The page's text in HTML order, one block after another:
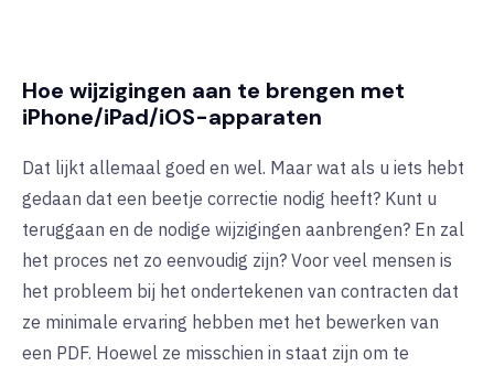
Hoe wijzigingen aan te brengen met
iPhone/iPad/iOS-apparaten
Dat lijkt allemaal goed en wel. Maar wat als u iets hebt
gedaan dat een beetje correctie nodig heeft? Kunt u
teruggaan en de nodige wijzigingen aanbrengen? En zal
het proces net zo eenvoudig zijn? Voor veel mensen is
het probleem bij het ondertekenen van contracten dat
ze minimale ervaring hebben met het bewerken van
een PDF. Hoewel ze misschien in staat zijn om te